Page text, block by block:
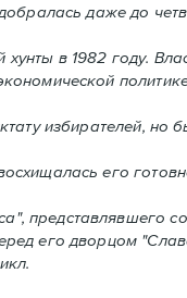
даже до
в 1982 году.
избирателей,
его
представлявшего
его дворцом